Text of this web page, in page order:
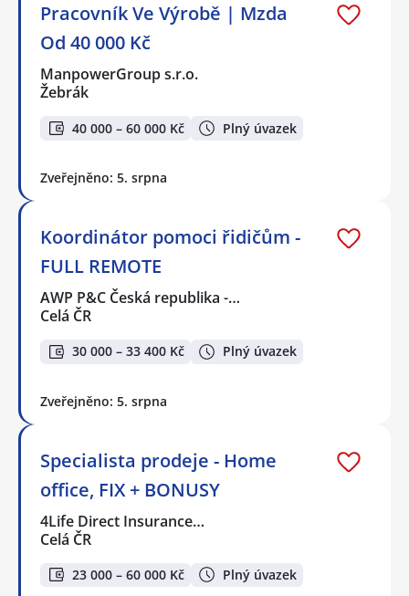
Pracovník Ve Výrobě | Mzda
Od 40 000 Kč
ManpowerGroup s.r.o.
Žebrák
40 000 – 60 000 Kč Plný úvazek
Zveřejněno: 5. srpna
Koordinátor pomoci řidičům -
FULL REMOTE
AWP P&C Česká republika -…
Celá ČR
30 000 – 33 400 Kč Plný úvazek
Zveřejněno: 5. srpna
Specialista prodeje - Home
office, FIX + BONUSY
4Life Direct Insurance…
Celá ČR
23 000 – 60 000 Kč Plný úvazek